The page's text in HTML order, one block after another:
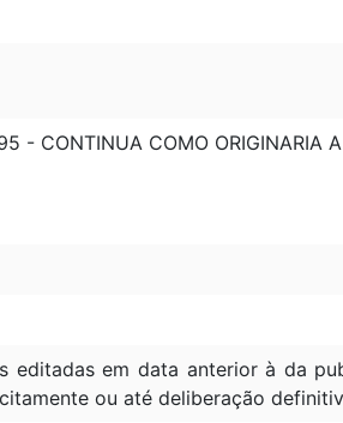
- CONTINUA COMO ORIGINARIA A
editadas em data anterior à da
ou até deliberação